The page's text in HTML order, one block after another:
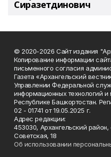
Сиразетдинович
© 2020-2026 Сайт издания
Копирование информации
письменного согласия
Газета «Архангельский
Управлении Федеральной
информационных технологий
Республике Башкортостан.
02 - 01741 от 19.05.2025 г.
Адрес редакции:
453030, Архангельский район,
Советская, 18
Об использовании